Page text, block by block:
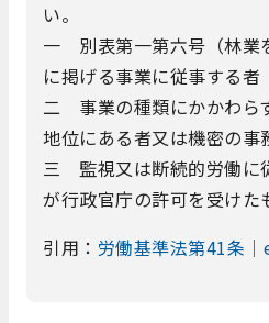
い。
一 別表第一第六号（林業
に掲げる事業に従事する者
二 事業の種類にかかわら
地位にある者又は機密の事
三 監視又は断続的労働に
が行政官庁の許可を受けた
引用： 労働基準法第41条